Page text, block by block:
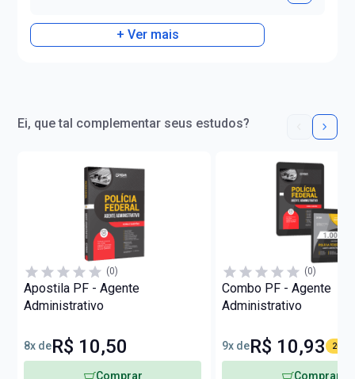
+ Ver mais
Ei, que tal complementar seus estudos?
(0)
Apostila PF - Agente
Administrativo
8x deR$ 10,50
Comprar
(0)
Combo PF - Agente
Administrativo
9x deR$ 10,93 20%
Comprar